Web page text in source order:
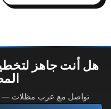
هل أنت جاهز
تواصل مع عرب مظلات —